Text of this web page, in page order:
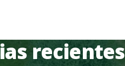
recientes